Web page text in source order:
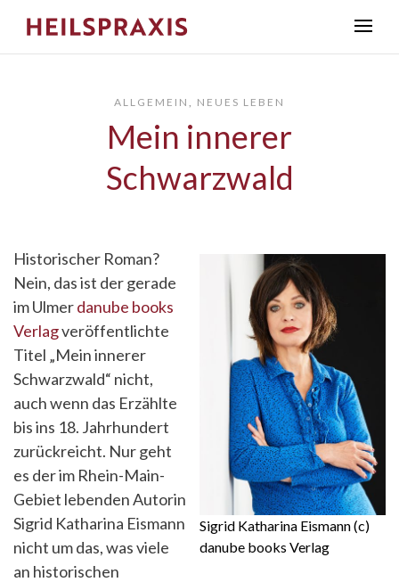
ALLGEMEIN , NEUES LEBEN
Mein innerer
Schwarzwald
Sigrid Katharina Eismann (c)
danube books Verlag
Historischer Roman?
Nein, das ist der gerade
im Ulmerdanube books
Verlagveröffentlichte
Titel „Mein innerer
Schwarzwald“ nicht,
auch wenn das Erzählte
bis ins 18. Jahrhundert
zurückreicht. Nur geht
es der im Rhein-Main-
Gebiet lebenden Autorin
Sigrid Katharina Eismann
nicht um das, was viele
an historischen